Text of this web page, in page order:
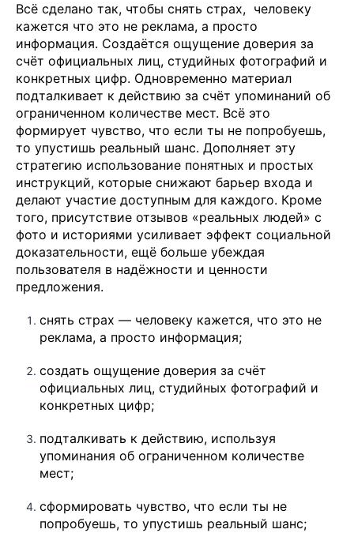
Всё сделано так, чтобы снять страх, человеку
кажется что это не реклама, а просто
информация. Создаётся ощущение доверия за
счёт официальных лиц, студийных фотографий и
конкретных цифр. Одновременно материал
подталкивает к действию за счёт упоминаний об
ограниченном количестве мест. Всё это
формирует чувство, что если ты не попробуешь,
то упустишь реальный шанс. Дополняет эту
стратегию использование понятных и простых
инструкций, которые снижают барьер входа и
делают участие доступным для каждого. Кроме
того, присутствие отзывов «реальных людей» с
фото и историями усиливает эффект социальной
доказательности, ещё больше убеждая
пользователя в надёжности и ценности
предложения.
снять страх — человеку кажется, что это не
реклама, а просто информация;
создать ощущение доверия за счёт
официальных лиц, студийных фотографий и
конкретных цифр;
подталкивать к действию, используя
упоминания об ограниченном количестве
мест;
сформировать чувство, что если ты не
попробуешь, то упустишь реальный шанс;